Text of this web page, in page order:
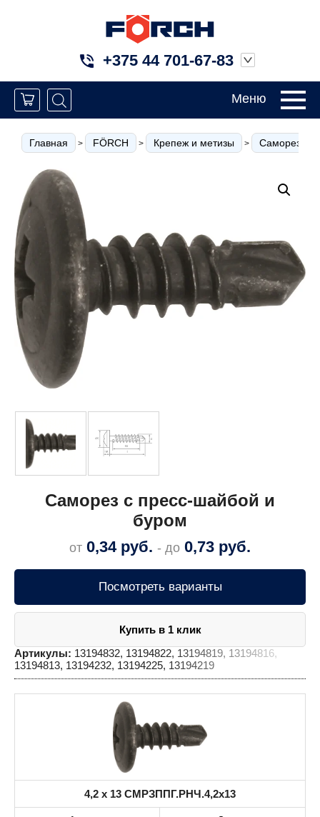
+375 44 701-67-83
Меню
Главная > FÖRCH > Крепеж и метизы > Саморезы
Саморез c пресс-шайбой и
буром
от 0,34 руб. - до 0,73 руб.
Посмотреть варианты
Купить в 1 клик
Артикулы: 13194832, 13194822, 13194819, 13194816,
13194813, 13194232, 13194225, 13194219
4,2 x 13 СМРЗППГ.РНЧ.4,2x13